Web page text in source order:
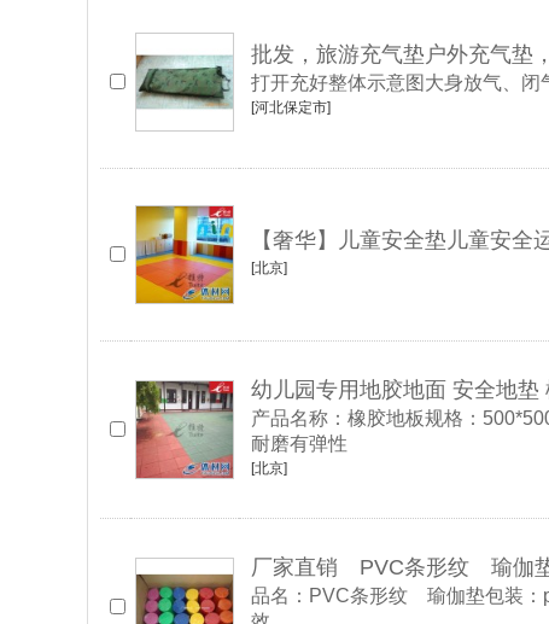
批发，旅游充气垫户外充气垫
打开充好整体示意图大身放气、闭
[河北保定市]
【奢华】儿童安全垫儿童安
[北京]
幼儿园专用地胶地面 安全地
产品名称：橡胶地板规格：
耐磨有弹性
[北京]
厂家直销 PVC条形纹 瑜伽
品名：PVC条形纹 瑜伽垫包装：